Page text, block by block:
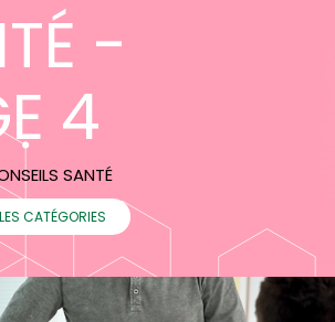
-
4
SANTÉ
CATÉGORIES